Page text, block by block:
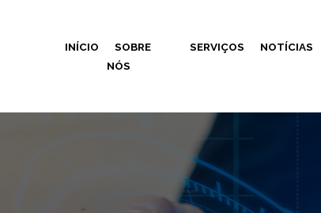
INÍCIO
SOBRE
NÓS
SERVIÇOS NOTÍCIAS